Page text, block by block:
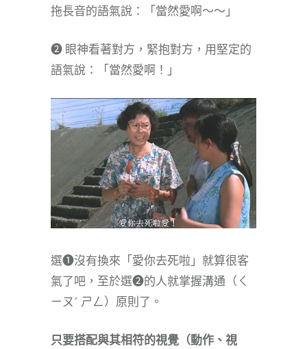
拖長音的語氣說：「當然愛啊～～」
❷ 眼神看著對方，緊抱對方，用堅定的
語氣說：「當然愛啊！」
選❶沒有換來「愛你去死啦」就算很客
氣了吧，至於選❷的人就掌握溝通（ㄑ
ㄧㄡˊ ㄕㄥ）原則了。
只要搭配與其相符的視覺（動作、視